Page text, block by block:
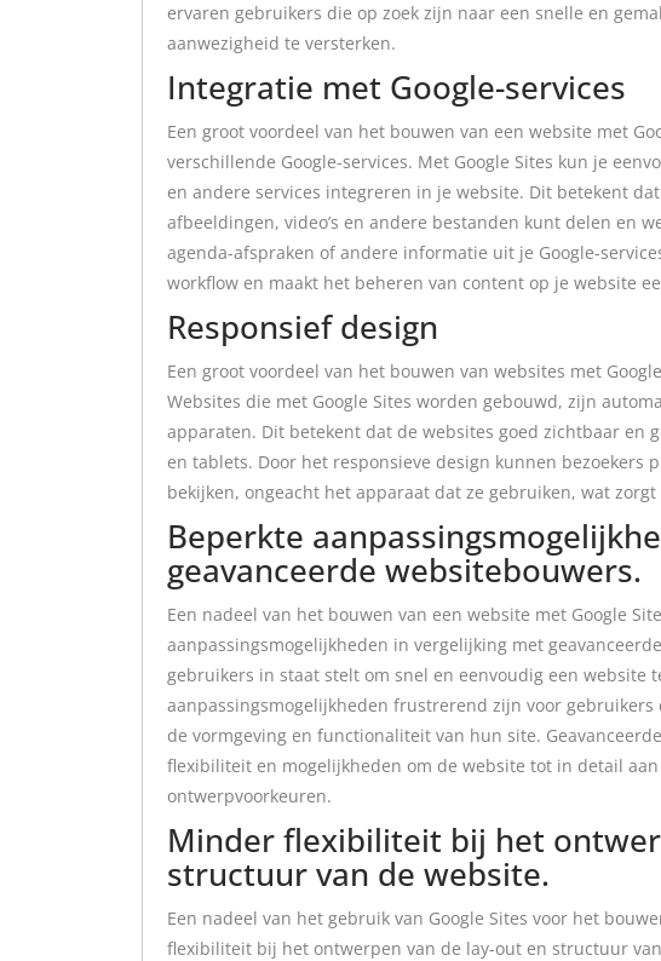
ervaren gebruikers die op zoek zijn naar een snelle en
aanwezigheid te versterken.
Integratie met Google-services
Een groot voordeel van het bouwen van een website met
verschillende Google-services. Met Google Sites kun je
en andere services integreren in je website. Dit betekent
afbeeldingen, video’s en andere bestanden kunt delen en
agenda-afspraken of andere informatie uit je Google-
workflow en maakt het beheren van content op je website
Responsief design
Een groot voordeel van het bouwen van websites met
Websites die met Google Sites worden gebouwd, zijn
apparaten. Dit betekent dat de websites goed zichtbaar en
en tablets. Door het responsieve design kunnen bezoekers
bekijken, ongeacht het apparaat dat ze gebruiken, wat
Beperkte
geavanceerde websitebouwers.
Een nadeel van het bouwen van een website met Google
aanpassingsmogelijkheden in vergelijking met
gebruikers in staat stelt om snel en eenvoudig een website
aanpassingsmogelijkheden frustrerend zijn voor
de vormgeving en functionaliteit van hun site.
flexibiliteit en mogelijkheden om de website tot in detail
ontwerpvoorkeuren.
Minder flexibiliteit bij het
structuur van de website.
Een nadeel van het gebruik van Google Sites voor het
flexibiliteit bij het ontwerpen van de lay-out en structuur